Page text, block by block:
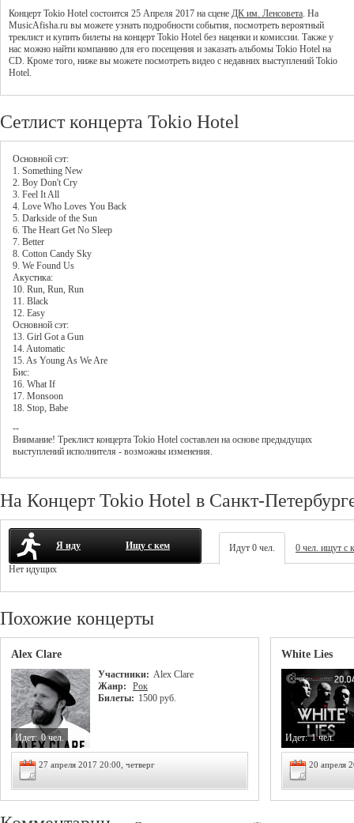
Концерт Tokio Hotel состоится 25 Апреля 2017 на сцене ДК им. Ленсовета. На
MusicAfisha.ru вы можете узнать подробности события, посмотреть вероятный
треклист и купить билеты на концерт Tokio Hotel без наценки и комиссии. Также у
нас можно найти компанию для его посещения и заказать альбомы Tokio Hotel на
CD. Кроме того, ниже вы можете посмотреть видео с недавних выступлений Tokio
Hotel.
Сетлист концерта Tokio Hotel
Основной сэт:
1. Something New
2. Boy Don't Cry
3. Feel It All
4. Love Who Loves You Back
5. Darkside of the Sun
6. The Heart Get No Sleep
7. Better
8. Cotton Candy Sky
9. We Found Us
Акустика:
10. Run, Run, Run
11. Black
12. Easy
Основной сэт:
13. Girl Got a Gun
14. Automatic
15. As Young As We Are
Бис:
16. What If
17. Monsoon
18. Stop, Babe
--
Внимание! Треклист концерта Tokio Hotel составлен на основе предыдущих
выступлений исполнителя - возможны изменения.
На Концерт Tokio Hotel в Санкт-
Я иду Ищу с кем Идут 0 чел.
0 чел. ищут с
Нет идущих
Похожие концерты
Alex Clare
Участники: Alex Clare
Жанр:
Рок
Билеты: 1500 руб.
Идет: 0 чел.
27 апреля 2017 20:00, четверг
White Lies
Идет: 1 чел.
20 апреля